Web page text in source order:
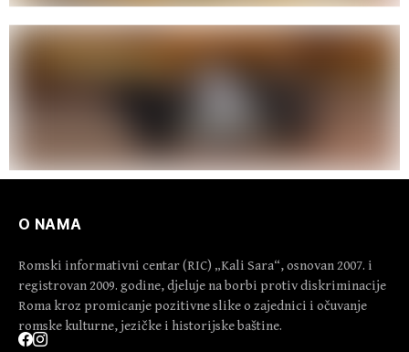
O NAMA
Romski informativni centar (RIC) „Kali Sara“, osnovan 2007. i
registrovan 2009. godine, djeluje na borbi protiv diskriminacije
Roma kroz promicanje pozitivne slike o zajednici i očuvanje
romske kulturne, jezičke i historijske baštine.